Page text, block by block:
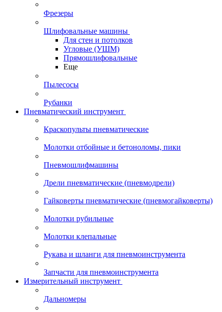
Фрезеры
Шлифовальные машины
Для стен и потолков
Угловые (УШМ)
Прямошлифовальные
Еще
Пылесосы
Рубанки
Пневматический инструмент
Краскопульты пневматические
Молотки отбойные и бетоноломы, пики
Пневмошлифмашины
Дрели пневматические (пневмодрели)
Гайковерты пневматические (пневмогайковерты)
Молотки рубильные
Молотки клепальные
Рукава и шланги для пневмоинструмента
Запчасти для пневмоинструмента
Измерительный инструмент
Дальномеры